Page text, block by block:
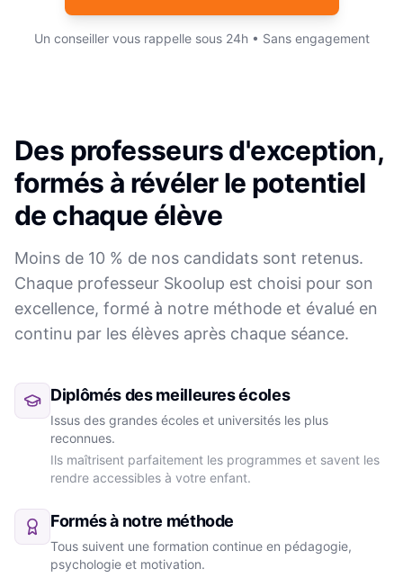
Un conseiller vous rappelle sous 24h • Sans engagement
Des professeurs d'exception,
formés à révéler le potentiel
de chaque élève
Moins de 10 % de nos candidats sont retenus.
Chaque professeur Skoolup est choisi pour son
excellence, formé à notre méthode et évalué en
continu par les élèves après chaque séance.
Diplômés des meilleures écoles
Issus des grandes écoles et universités les plus
reconnues.
Ils maîtrisent parfaitement les programmes et savent les
rendre accessibles à votre enfant.
Formés à notre méthode
Tous suivent une formation continue en pédagogie,
psychologie et motivation.